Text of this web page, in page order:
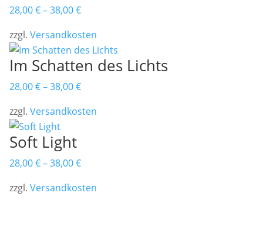
28,00€–38,00€
zzgl. Versandkosten
Im Schatten des Lichts
28,00€–38,00€
zzgl. Versandkosten
Soft Light
28,00€–38,00€
zzgl. Versandkosten